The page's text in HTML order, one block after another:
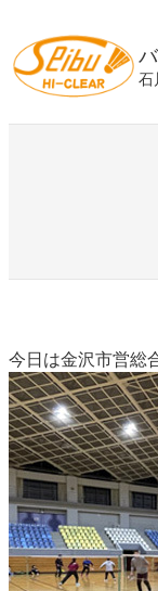
を
ス
石
今日は金沢市営総